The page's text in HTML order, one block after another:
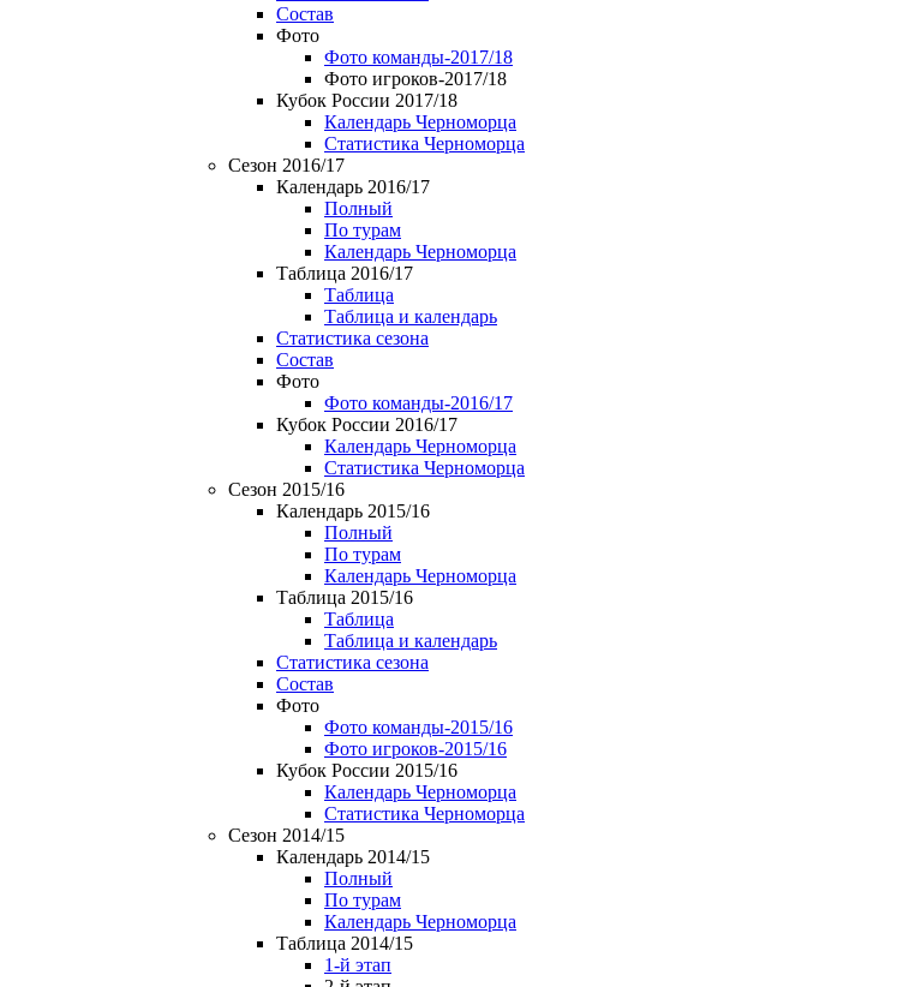
Состав
Фото
Фото команды-2017/18
Фото игроков-2017/18
Кубок России 2017/18
Календарь Черноморца
Статистика Черноморца
Сезон 2016/17
Календарь 2016/17
Полный
По турам
Календарь Черноморца
Таблица 2016/17
Таблица
Таблица и календарь
Статистика сезона
Состав
Фото
Фото команды-2016/17
Кубок России 2016/17
Календарь Черноморца
Статистика Черноморца
Сезон 2015/16
Календарь 2015/16
Полный
По турам
Календарь Черноморца
Таблица 2015/16
Таблица
Таблица и календарь
Статистика сезона
Состав
Фото
Фото команды-2015/16
Фото игроков-2015/16
Кубок России 2015/16
Календарь Черноморца
Статистика Черноморца
Сезон 2014/15
Календарь 2014/15
Полный
По турам
Календарь Черноморца
Таблица 2014/15
1-й этап